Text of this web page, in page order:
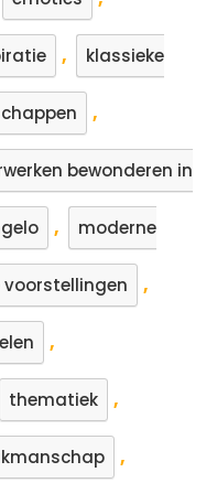
, klassieke
,
bewonderen in
, moderne
,
,
thematiek ,
,